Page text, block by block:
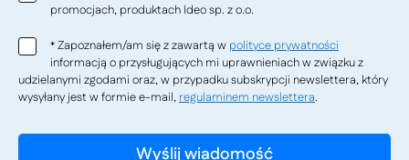
promocjach, produktach Ideo sp. z o.o.
*Zapoznałem/am się z zawartą w polityce prywatności
informacją o przysługujących mi uprawnieniach w związku z
udzielanymi zgodami oraz, w przypadku subskrypcji newslettera, który
wysyłany jest w formie e-mail, regulaminem newslettera.